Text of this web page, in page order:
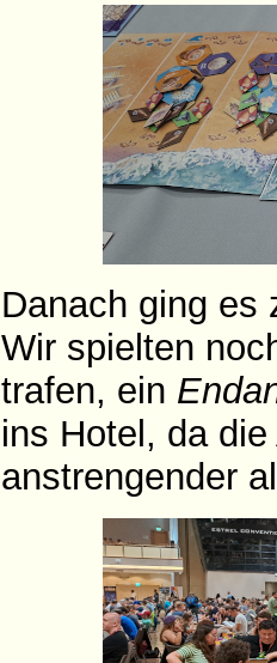
Danach ging es
Wir spielten
trafen, ein
ins Hotel, da
anstrengender